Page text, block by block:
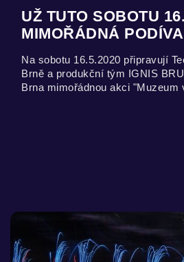
UŽ TUTO SOBOTU
MIMOŘÁDNÁ
Na sobotu 16.5.2020 připravují
Brně a produkční tým IGNIS
Brna mimořádnou akci "Muzeum